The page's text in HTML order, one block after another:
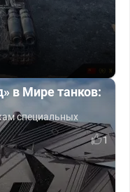
в Мире танков:
специальных
1